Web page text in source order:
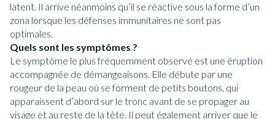
latent. Il arrive néanmoins qu’il se réactive sous la forme d’un
zona lorsque les défenses immunitaires ne sont pas
optimales.
Quels sont les symptômes ?
Le symptôme le plus fréquemment observé est une éruption
accompagnée de démangeaisons. Elle débute par une
rougeur de la peau où se forment de petits boutons, qui
apparaissent d’abord sur le tronc avant de se propager au
visage et au reste de la tête. Il peut également arriver que le